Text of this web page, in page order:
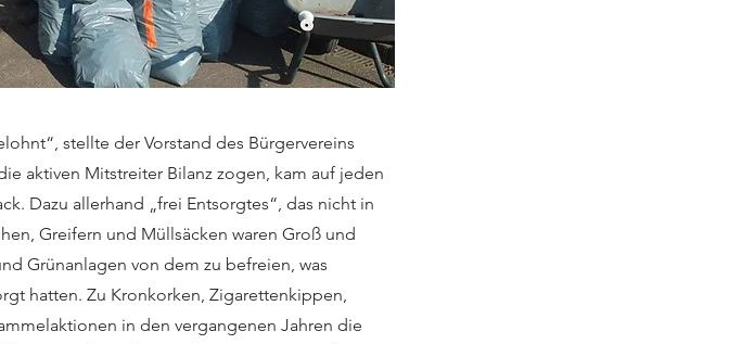
stellte der Vorstand des Bürgervereins
aktiven Mitstreiter Bilanz zogen, kam auf jeden
Dazu allerhand „frei Entsorgtes“, das nicht in
Greifern und Müllsäcken waren Groß und
Grünanlagen von dem zu befreien, was
hatten. Zu Kronkorken, Zigarettenkippen,
in den vergangenen Jahren die